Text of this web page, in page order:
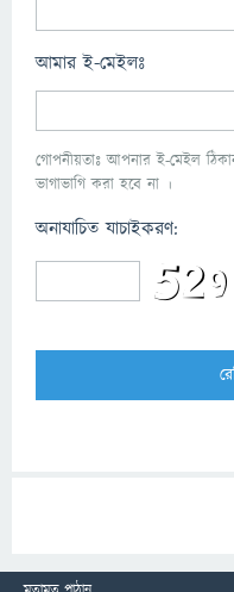
আমার ই-মেইলঃ
গোপনীয়তাঃ আপনার ই-মেইল
ভাগাভাগি করা হবে না ।
অনাযাচিত যাচাইকরণ: